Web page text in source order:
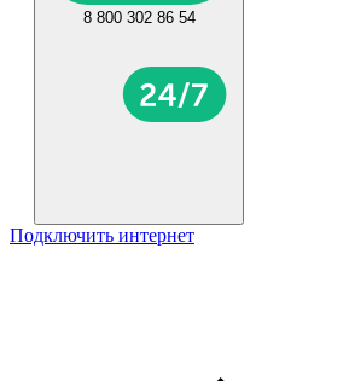
8 800 302 86 54
Подключить интернет